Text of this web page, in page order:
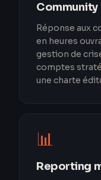
Community
Réponse aux
en heures
gestion de
comptes
une charte
📊
Reporting